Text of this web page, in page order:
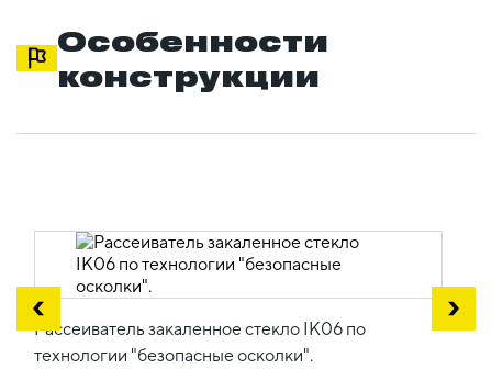
Особенности
конструкции
Рассеиватель закаленное стекло IK06 по
технологии "безопасные осколки".